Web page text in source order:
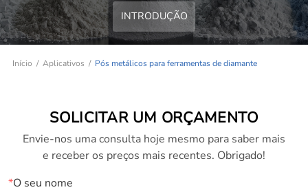
INTRODUÇÃO
Início Aplicativos Pós metálicos para ferramentas de diamante
SOLICITAR UM ORÇAMENTO
Envie-nos uma consulta hoje mesmo para saber mais
e receber os preços mais recentes. Obrigado!
*O seu nome